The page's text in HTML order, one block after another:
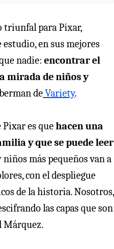
triunfal para Pixar,
estudio, en sus mejores
nadie: encontrar el
mirada de niños y
deVariety.
Pixar es quehacen una
y que se puede leer
niños más pequeños van a
con el despliegue
de la historia. Nosotros,
las capas que son
Márquez.